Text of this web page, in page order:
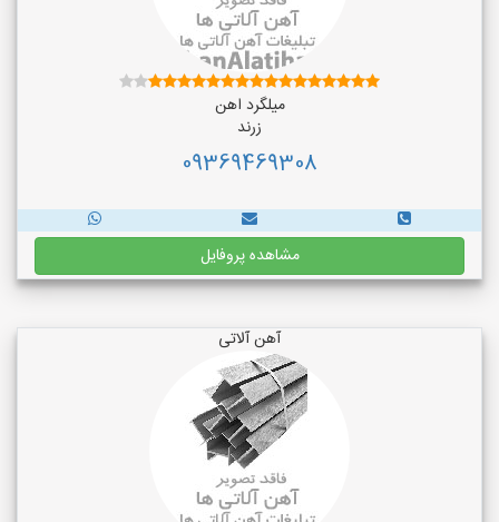
میلگرد اهن
زرند
09369469308
مشاهده پروفایل
آهن آلاتی